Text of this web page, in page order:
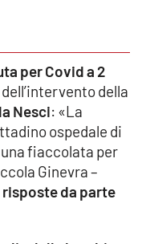
per Covid a 2
della
Nesci: «La
ospedale di
una fiaccolata per
Ginevra –
da parte